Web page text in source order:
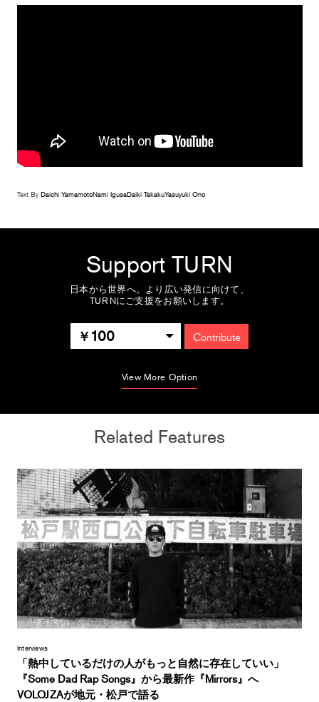
Text By Daichi YamamotoNami IgusaDaiki TakakuYasuyuki Ono
Support TURN
日本から世界へ。より広い発信に向けて、
TURNにご支援をお願いします。
100 Contribute
View More Option
Related Features
Interviews
「熱中しているだけの人がもっと自然に存在していい」
『Some Dad Rap Songs』から最新作『Mirrors』へ
VOLOJZAが地元・松戸で語る